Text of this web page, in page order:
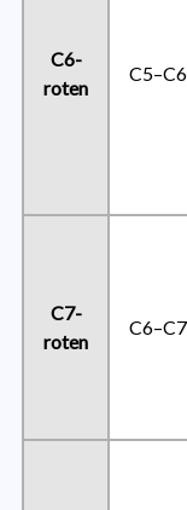
C6-
roten
C5–C6
C7-
roten
C6–C7